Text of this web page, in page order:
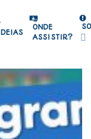
ONDE
ASSISTIR?